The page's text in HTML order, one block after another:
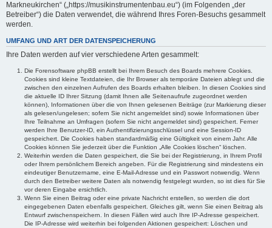
Markneukirchen“ („https://musikinstrumentenbau.eu“) (im Folgenden „der
Betreiber“) die Daten verwendet, die während Ihres Foren-Besuchs gesammelt
werden.
UMFANG UND ART DER DATENSPEICHERUNG
Ihre Daten werden auf vier verschiedene Arten gesammelt:
Die Forensoftware phpBB erstellt bei Ihrem Besuch des Boards mehrere Cookies.
Cookies sind kleine Textdateien, die Ihr Browser als temporäre Dateien ablegt und die
zwischen den einzelnen Aufrufen des Boards erhalten bleiben. In diesen Cookies sind
die aktuelle ID Ihrer Sitzung (damit Ihnen alle Seitenaufrufe zugeordnet werden
können), Informationen über die von Ihnen gelesenen Beiträge (zur Markierung dieser
als gelesen/ungelesen; sofern Sie nicht angemeldet sind) sowie Informationen über
Ihre Teilnahme an Umfragen (sofern Sie nicht angemeldet sind) gespeichert. Ferner
werden Ihre Benutzer-ID, ein Authentifizierungsschlüssel und eine Session-ID
gespeichert. Die Cookies haben standardmäßig eine Gültigkeit von einem Jahr. Alle
Cookies können Sie jederzeit über die Funktion „Alle Cookies löschen“ löschen.
Weiterhin werden die Daten gespeichert, die Sie bei der Registrierung, in Ihrem Profil
oder Ihrem persönlichem Bereich angeben. Für die Registrierung sind mindestens ein
eindeutiger Benutzername, eine E-Mail-Adresse und ein Passwort notwendig. Wenn
durch den Betreiber weitere Daten als notwendig festgelegt wurden, so ist dies für Sie
vor deren Eingabe ersichtlich.
Wenn Sie einen Beitrag oder eine private Nachricht erstellen, so werden die dort
eingegebenen Daten ebenfalls gespeichert. Gleiches gilt, wenn Sie einen Beitrag als
Entwurf zwischenspeichern. In diesen Fällen wird auch Ihre IP-Adresse gespeichert.
Die IP-Adresse wird weiterhin bei folgenden Aktionen gespeichert: Löschen und